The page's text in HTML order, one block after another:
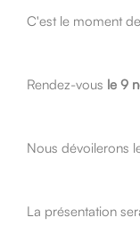
C'est le moment
Rendez-vous le 9
Nous dévoilerons
La présentation